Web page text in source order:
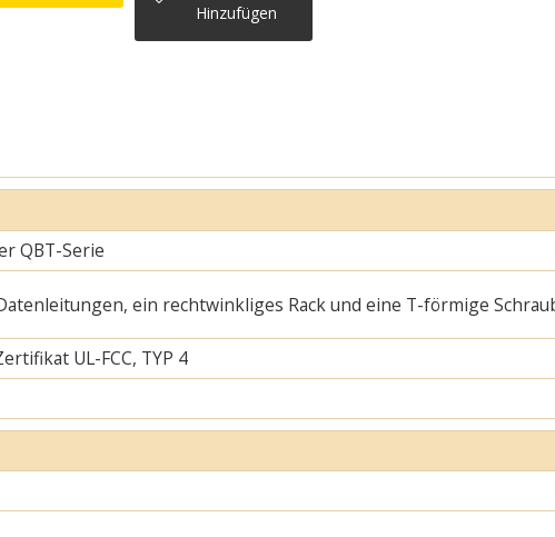
Hinzufügen
QBT-Serie
ein rechtwinkliges Rack und eine T-förmige
UL-FCC, TYP 4